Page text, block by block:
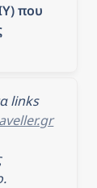
που
links